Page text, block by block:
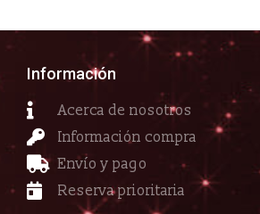
Información
Acerca de nosotros
Información compra
Envío y pago
Reserva prioritaria